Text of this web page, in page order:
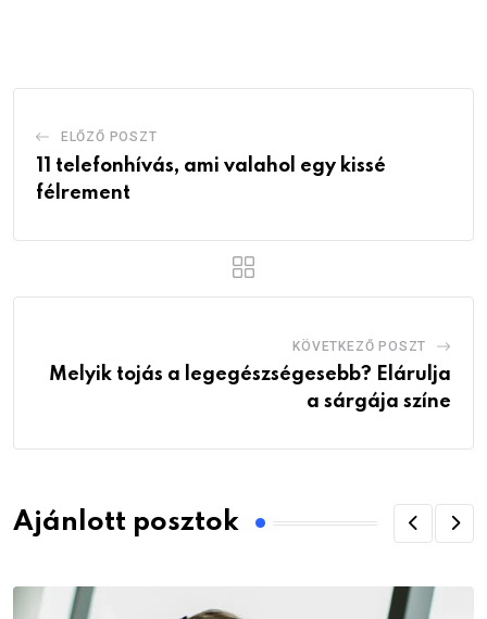
ELŐZŐ POSZT
11 telefonhívás, ami valahol egy kissé
félrement
KÖVETKEZŐ POSZT
Melyik tojás a legegészségesebb? Elárulja
a sárgája színe
Ajánlott posztok